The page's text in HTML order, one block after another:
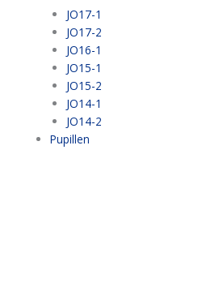
JO17-1
JO17-2
JO16-1
JO15-1
JO15-2
JO14-1
JO14-2
Pupillen